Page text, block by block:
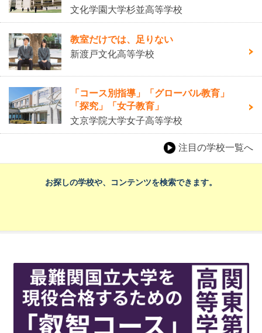
文化学園大学杉並高等学校
教室だけでは、足りない
新渡戸文化高等学校
「コース別指導」「グローバル教育」
「探究」「女子教育」
文京学院大学女子高等学校
注目の学校一覧へ
お探しの学校や、コンテンツを検索できます。